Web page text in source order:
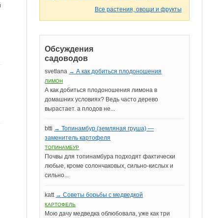
Все растения, овощи и фрукты
Обсуждения
садоводов
svetlana → А как добиться плодоношения
ЛИМОН
А как добиться плодоношения лимона в
домашних условиях? Ведь часто дерево
вырастает. а плодов не...
btti → Топинамбур (земляная груша) —
заменитель картофеля
ТОПИНАМБУР
Почвы для топинамбура подходят фактически
любые, кроме солончаковых, сильно-кислых и
сильно...
katt → Советы борьбы с медведкой
КАРТОФЕЛЬ
Мою дачу медведка облюбовала, уже как три